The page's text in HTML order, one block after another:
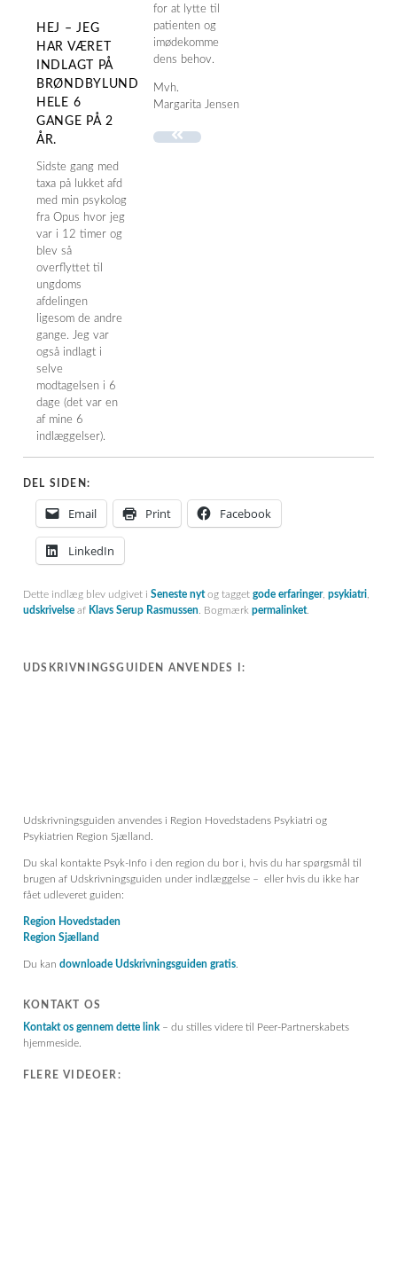
HEJ – JEG
HAR VÆRET
INDLAGT PÅ
BRØNDBYLUND
HELE 6
GANGE PÅ 2
ÅR.
Sidste gang med
taxa på lukket afd
med min psykolog
fra Opus hvor jeg
var i 12 timer og
blev så
overflyttet til
ungdoms
afdelingen
ligesom de andre
gange. Jeg var
også indlagt i
selve
modtagelsen i 6
dage (det var en
af mine 6
indlæggelser).
for at lytte til
patienten og
imødekomme
dens behov.
Mvh.
Margarita Jensen
DEL SIDEN:
Email Print Facebook
LinkedIn
Dette indlæg blev udgivet i Seneste nytog tagget gode erfaringer, psykiatri
udskrivelse af Klavs Serup Rasmussen . Bogmærk permalinket.
UDSKRIVNINGSGUIDEN ANVENDES I:
Udskrivningsguiden anvendes i Region Hovedstadens Psykiatri og
Psykiatrien Region Sjælland.
Du skal kontakte Psyk-Info i den region du bor i, hvis du har spørgsmål til
brugen af Udskrivningsguiden under indlæggelse – eller hvis du ikke har
fået udleveret guiden:
Region Hovedstaden
Region Sjælland
Du kan downloade Udskrivningsguiden gratis
KONTAKT OS
Kontakt os gennem dette link – du stilles videre til Peer-Partnerskabets
hjemmeside.
FLERE VIDEOER: